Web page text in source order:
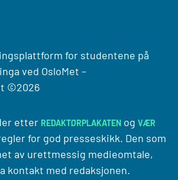
for studentene på
ved OsloMet –
©2026
etter REDAKTØRPLAKATEN og VÆR
for god presseskikk. Den som
av urettmessig medieomtale,
kontakt med redaksjonen.